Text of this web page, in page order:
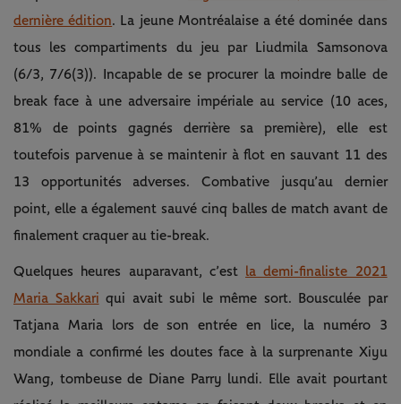
dernière édition. La jeune Montréalaise a été dominée dans
tous les compartiments du jeu par Liudmila Samsonova
(6/3, 7/6(3)). Incapable de se procurer la moindre balle de
break face à une adversaire impériale au service (10 aces,
81% de points gagnés derrière sa première), elle est
toutefois parvenue à se maintenir à flot en sauvant 11 des
13 opportunités adverses. Combative jusqu’au dernier
point, elle a également sauvé cinq balles de match avant de
finalement craquer au tie-break.
Quelques heures auparavant, c’est
la demi-finaliste 2021
Maria Sakkari qui avait subi le même sort. Bousculée par
Tatjana Maria lors de son entrée en lice, la numéro 3
mondiale a confirmé les doutes face à la surprenante Xiyu
Wang, tombeuse de Diane Parry lundi. Elle avait pourtant